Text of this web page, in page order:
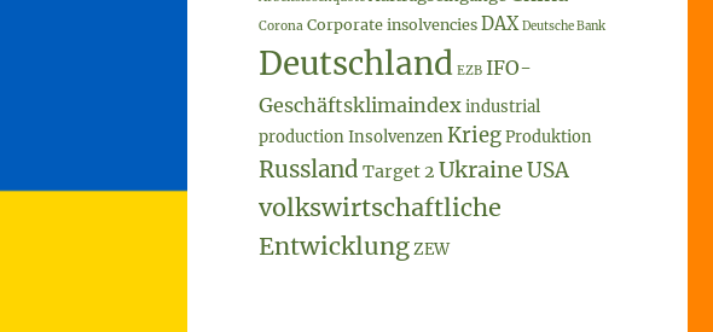
Corona Corporate insolvencies DAX Deutsche Bank
Deutschland EZB IFO-
Geschäftsklimaindexindustrial
productionInsolvenzenKriegProduktion
Russland Target 2 UkraineUSA
volkswirtschaftliche
EntwicklungZEW